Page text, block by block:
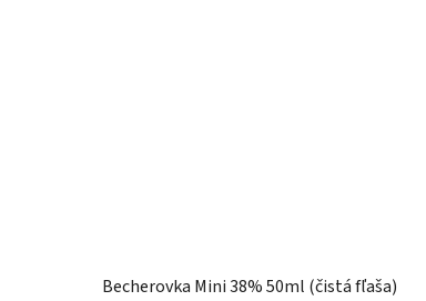
Becherovka Mini 38% 50ml (čistá fľaša)